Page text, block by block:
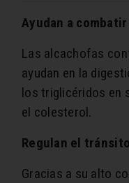
Ayudan a
Las alcachofas
ayudan en la
los triglicéridos en
el colesterol.
Regulan el
Gracias a su alto